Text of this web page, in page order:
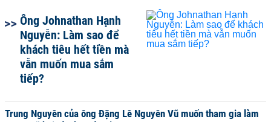
Ông Johnathan Hạnh
Nguyễn: Làm sao để
khách tiêu hết tiền mà
vẫn muốn mua sắm
tiếp?
Trung Nguyên của ông Đặng Lê Nguyên Vũ muốn tham gia làm